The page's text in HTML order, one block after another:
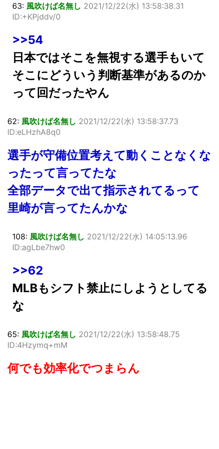
63: 風吹けば名無し 2021/12/22(水) 13:58:38.31
ID:+KPjddv/0
>>54
日本ではそこを無視する選手もいて
そこにどういう判断基準があるのか
って回だったやん
62: 風吹けば名無し 2021/12/22(水) 13:58:37.73
ID:eLHzhA8q0
選手が守備位置考えて動くことなくな
ったって言ってたな
全部データで出て指示されてるって
里崎が言ってたんかな
108: 風吹けば名無し 2021/12/22(水) 14:05:13.96
ID:agLbe7hw0
>>62
MLBもシフト禁止にしようとしてる
な
65: 風吹けば名無し 2021/12/22(水) 13:58:48.75
ID:4Hzymq+mM
何でも効率化でつまらん